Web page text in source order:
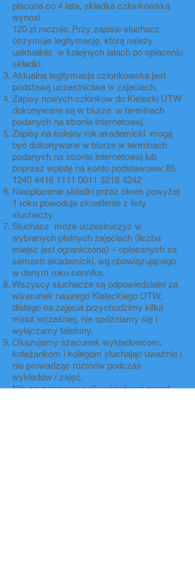
płacone co 4 lata, składka członkowska
wynosi
120 zł rocznie. Przy zapisie słuchacz
otrzymuje legitymację, którą należy
uaktualnić w kolejnych latach po opłaceniu
składki.
Aktualna legitymacja członkowska jest
podstawą uczestnictwa w zajęciach.
Zapisy nowych członków do Kielecki UTW
dokonywane są w biurze w terminach
podanych na stronie internetowej.
Zapisy na kolejny rok akademicki mogą
być dokonywane w biurze w terminach
podanych na stronie internetowej lub
poprzez wpłatę na konto podstawowe: 85
1240 4416 1111 0011 3218 4242
Nieopłacenie składki przez okres powyżej
1 roku powoduje skreślenie z listy
słuchaczy.
Słuchacz może uczestniczyć w
wybranych płatnych zajęciach (liczba
miejsc jest ograniczona) – opłacanych za
semestr akademicki, wg obowiązującego
w danym roku cennika.
Wszyscy słuchacze są odpowiedzialni za
wizerunek naszego Kieleckiego UTW,
dlatego na zajęcia przychodzimy kilka
minut wcześniej, nie spóźniamy się i
wyłączamy telefony.
Okazujemy szacunek wykładowcom,
koleżankom i kolegom słuchając uważnie i
nie prowadząc rozmów podczas
wykładów / zajęć.
Nie opuszczamy sali wykładowej przed